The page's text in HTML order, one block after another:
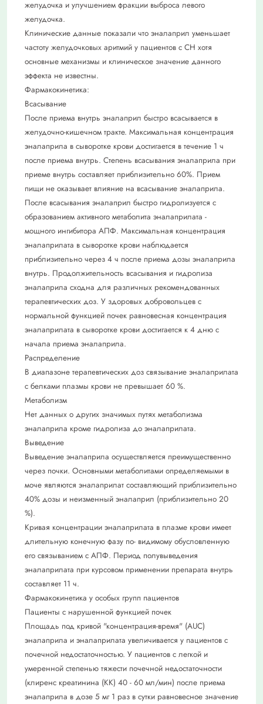
желудочка и улучшением фракции выброса левого
желудочка.
Клинические данные показали что эналаприл уменьшает
частоту желудочковых аритмий у пациентов с СН хотя
основные механизмы и клиническое значение данного
эффекта не известны.
Фармакокинетика:
Всасывание
После приема внутрь эналаприл быстро всасывается в
желудочно-кишечном тракте. Максимальная концентрация
эналаприла в сыворотке крови достигается в течение 1 ч
после приема внутрь. Степень всасывания эналаприла при
приеме внутрь составляет приблизительно 60%. Прием
пищи не оказывает влияние на всасывание эналаприла.
После всасывания эналаприл быстро гидролизуется с
образованием активного метаболита эналаприлата -
мощного ингибитора АПФ. Максимальная концентрация
эналаприлата в сыворотке крови наблюдается
приблизительно через 4 ч после приема дозы эналаприла
внутрь. Продолжительность всасывания и гидролиза
эналаприла сходна для различных рекомендованных
терапевтических доз. У здоровых добровольцев с
нормальной функцией почек равновесная концентрация
эналаприлата в сыворотке крови достигается к 4 дню с
начала приема эналаприла.
Распределение
В диапазоне терапевтических доз связывание эналаприлата
с белками плазмы крови не превышает 60 %.
Метаболизм
Нет данных о других значимых путях метаболизма
эналаприла кроме гидролиза до эналаприлата.
Выведение
Выведение эналаприла осуществляется преимущественно
через почки. Основными метаболитами определяемыми в
моче являются эналаприлат составляющий приблизительно
40% дозы и неизменный эналаприл (приблизительно 20
%).
Кривая концентрации эналаприлата в плазме крови имеет
длительную конечную фазу по- видимому обусловленную
его связыванием с АПФ. Период полувыведения
эналаприлата при курсовом применении препарата внутрь
составляет 11 ч.
Фармакокинетика у особых групп пациентов
Пациенты с нарушенной функцией почек
Площадь под кривой "концентрация-время" (AUC)
эналаприла и эналаприлата увеличивается у пациентов с
почечной недостаточностью. У пациентов с легкой и
умеренной степенью тяжести почечной недостаточности
(клиренс креатинина (КК) 40 - 60 мл/мин) после приема
эналаприла в дозе 5 мг 1 раз в сутки равновесное значение